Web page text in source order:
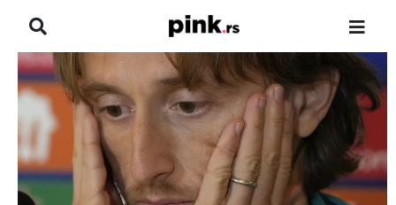
NASLOVNA
VESTI
ZADRUGA
SHOWBIZ